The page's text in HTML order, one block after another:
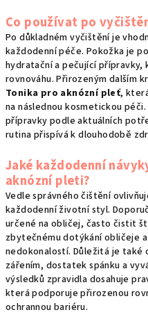
Co používat po
Po důkladném vyčištění je
každodenní péče. Pokožka je
hydratační a pečující
rovnováhu. Přirozeným dalším
Tonika pro aknózní pleť,
na následnou kosmetickou
přípravky podle aktuálních
rutina přispívá k dlouhodobě
Jaké každodenní
aknózní pleti?
Vedle správného čištění
každodenní životní styl.
určené na obličej, často čistit
zbytečnému dotýkání obličeje
nedokonalostí. Důležitá je také
zářením, dostatek spánku a
výsledků zpravidla dosahuje
která podporuje přirozenou
ochrannou bariéru.